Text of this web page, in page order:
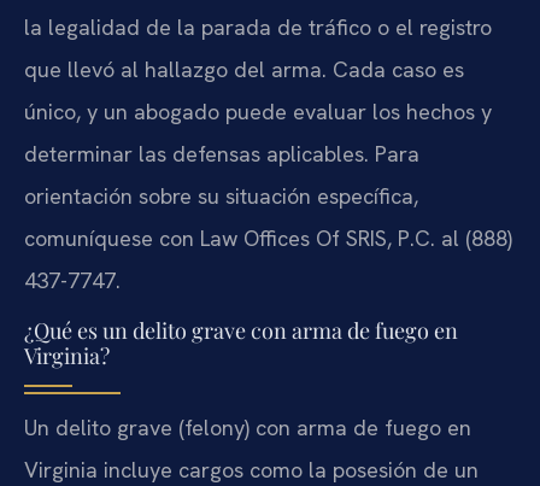
la legalidad de la parada de tráfico o el registro
que llevó al hallazgo del arma. Cada caso es
único, y un abogado puede evaluar los hechos y
determinar las defensas aplicables. Para
orientación sobre su situación específica,
comuníquese con Law Offices Of SRIS, P.C. al (888)
437-7747.
¿Qué es un delito grave con arma de fuego en
Virginia?
Un delito grave (felony) con arma de fuego en
Virginia incluye cargos como la posesión de un